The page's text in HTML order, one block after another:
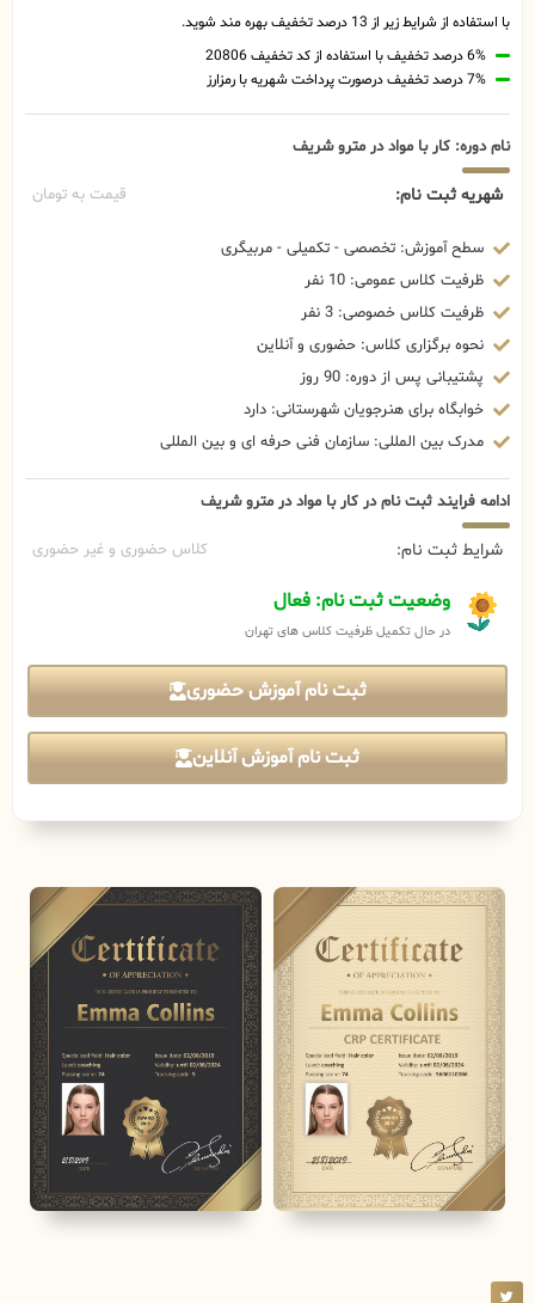
با استفاده از شرایط زیر از 13 درصد تخفیف بهره مند شوید.
6% درصد تخفیف با استفاده از کد تخفیف 20806
7% درصد تخفیف درصورت پرداخت شهریه با رمزارز
نام دوره: کار با مواد در مترو شریف
شهریه ثبت نام: قیمت به تومان
سطح آموزش: تخصصی - تکمیلی - مربیگری
ظرفیت کلاس عمومی: 10 نفر
ظرفیت کلاس خصوصی: 3 نفر
نحوه برگزاری کلاس: حضوری و آنلاین
پشتیبانی پس از دوره: 90 روز
خوابگاه برای هنرجویان شهرستانی: دارد
مدرک بین المللی: سازمان فنی حرفه ای و بین المللی
ادامه فرایند ثبت نام در کار با مواد در مترو شریف
شرایط ثبت نام: کلاس حضوری و غیر حضوری
وضعیت ثبت نام: فعال
در حال تکمیل ظرفیت کلاس های تهران
ثبت نام آموزش حضوری
ثبت نام آموزش آنلاین